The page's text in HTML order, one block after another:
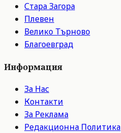
Стара Загора
Плевен
Велико Търново
Благоевград
Информация
За Нас
Контакти
За Реклама
Редакционна Политика